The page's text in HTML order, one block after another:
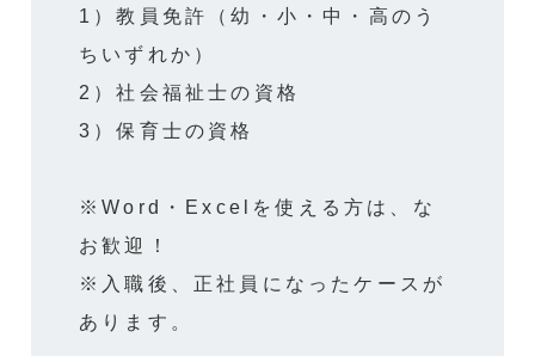
1）教員免許（幼・小・中・高のう
ちいずれか）
2）社会福祉士の資格
3）保育士の資格
※Word・Excelを使える方は、な
お歓迎！
※入職後、正社員になったケースが
あります。